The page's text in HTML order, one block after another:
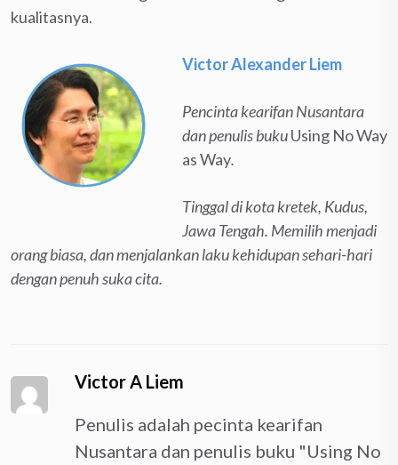
kualitasnya.
Victor Alexander Liem
Pencinta kearifan Nusantara
dan penulis bukuUsing No Way
as Way.
Tinggal di kota kretek, Kudus,
Jawa Tengah. Memilih menjadi
orang biasa, dan menjalankan laku kehidupan sehari-hari
dengan penuh suka cita.
Victor A Liem
Penulis adalah pecinta kearifan
Nusantara dan penulis buku "Using No